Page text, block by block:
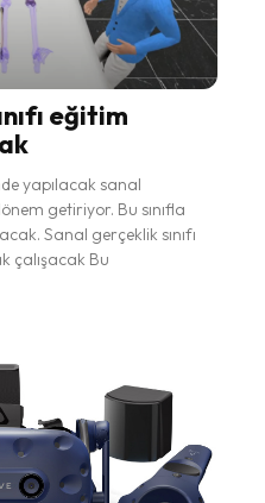
eğitim
yapılacak sanal
getiriyor. Bu sınıfla
Sanal gerçeklik sınıfı
çalışacak Bu